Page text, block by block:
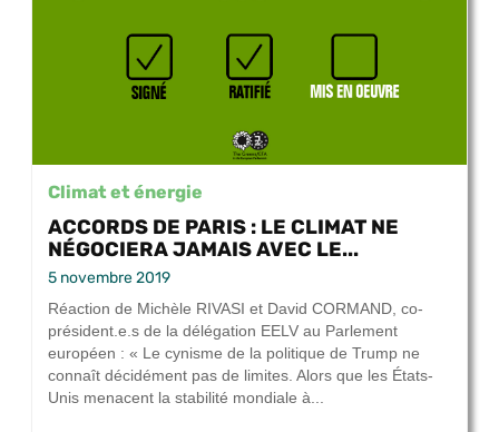
Climat et énergie
ACCORDS DE PARIS : LE CLIMAT NE
NÉGOCIERA JAMAIS AVEC LE...
5 novembre 2019
Réaction de Michèle RIVASI et David CORMAND, co-
président.e.s de la délégation EELV au Parlement
européen : « Le cynisme de la politique de Trump ne
connaît décidément pas de limites. Alors que les États-
Unis menacent la stabilité mondiale à...